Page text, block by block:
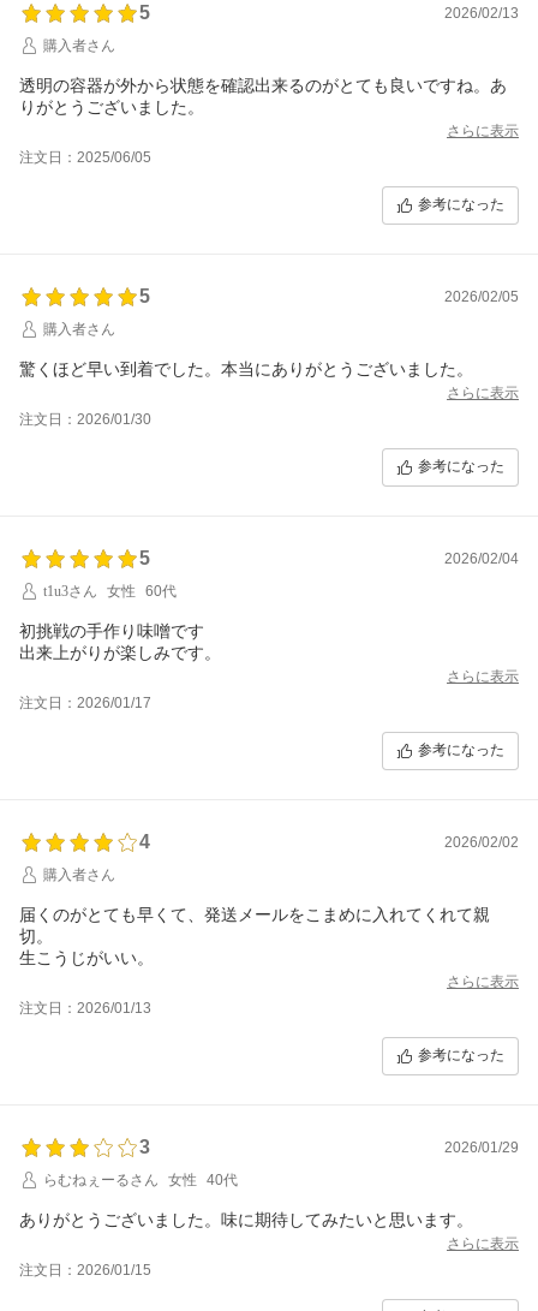
5
2026/02/13
購入者さん
透明の容器が外から状態を確認出来るのがとても良いですね。あ
りがとうございました。
さらに表示
注文日：2025/06/05
参考になった
5
2026/02/05
購入者さん
驚くほど早い到着でした。本当にありがとうございました。
さらに表示
注文日：2026/01/30
参考になった
5
2026/02/04
t1u3さん
女性 60代
初挑戦の手作り味噌です
出来上がりが楽しみです。
さらに表示
注文日：2026/01/17
参考になった
4
2026/02/02
購入者さん
届くのがとても早くて、発送メールをこまめに入れてくれて親
切。
生こうじがいい。
さらに表示
注文日：2026/01/13
参考になった
3
2026/01/29
らむねぇーるさん
女性 40代
ありがとうございました。味に期待してみたいと思います。
さらに表示
注文日：2026/01/15